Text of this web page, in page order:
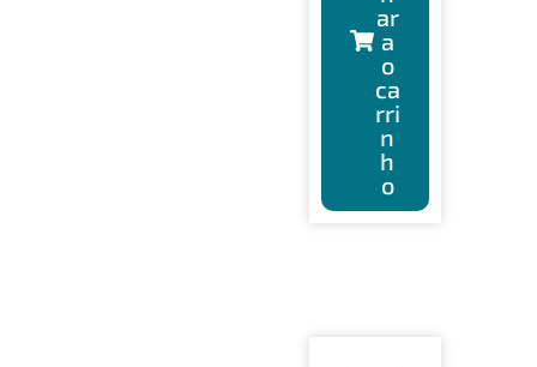
ar
a
o
ca
rri
n
h
o